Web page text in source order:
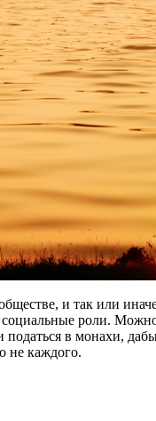
и так или
социальные роли.
податься в монахи,
не каждого.